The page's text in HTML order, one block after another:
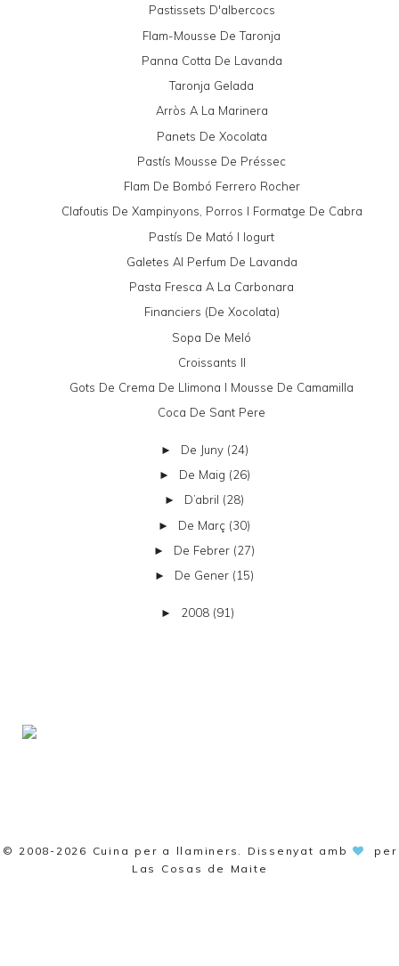
Pastissets D'albercocs
Flam-Mousse De Taronja
Panna Cotta De Lavanda
Taronja Gelada
Arròs A La Marinera
Panets De Xocolata
Pastís Mousse De Préssec
Flam De Bombó Ferrero Rocher
Clafoutis De Xampinyons, Porros I Formatge De Cabra
Pastís De Mató I Iogurt
Galetes Al Perfum De Lavanda
Pasta Fresca A La Carbonara
Financiers (de Xocolata)
Sopa De Meló
Croissants II
Gots De Crema De Llimona I Mousse De Camamilla
Coca De Sant Pere
► De Juny (24)
► De Maig (26)
► D’abril (28)
► De Març (30)
► De Febrer (27)
► De Gener (15)
► 2008 (91)
© 2008-2026 Cuina per a llaminers . Dissenyat amb
per
Las Cosas de Maite